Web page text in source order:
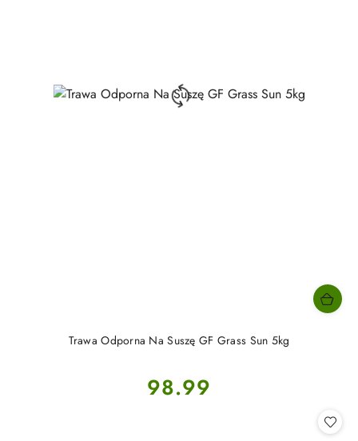
Trawa Odporna Na Suszę GF Grass Sun 5kg
Cena:
98.99